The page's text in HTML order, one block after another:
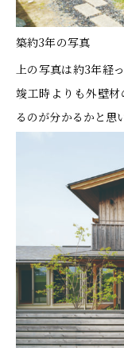
築約3年の写真
上の写真は約3年経
竣工時よりも外壁
るのが分かるかと思